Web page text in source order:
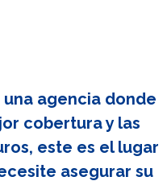
agencia donde
cobertura y las
este es el lugar
asegurar su